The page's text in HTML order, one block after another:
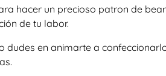
hacer un precioso patron de
de tu labor.
dudes en animarte a